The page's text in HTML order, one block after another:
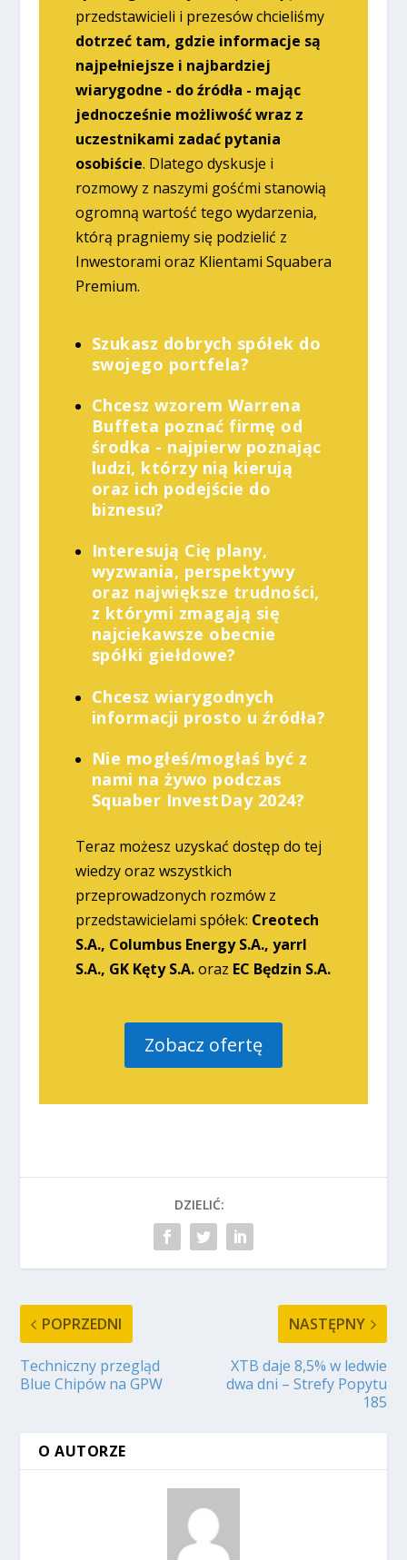
przedstawicieli i prezesów chcieliśmy
dotrzeć tam, gdzie informacje są
najpełniejsze i najbardziej
wiarygodne - do źródła - mając
jednocześnie możliwość wraz z
uczestnikami zadać pytania
osobiście. Dlatego dyskusje i
rozmowy z naszymi gośćmi stanowią
ogromną wartość tego wydarzenia,
którą pragniemy się podzielić z
Inwestorami oraz Klientami Squabera
Premium.
Szukasz dobrych spółek do
swojego portfela?
Chcesz wzorem Warrena
Buffeta poznać firmę od
środka - najpierw poznając
ludzi, którzy nią kierują
oraz ich podejście do
biznesu?
Interesują Cię plany,
wyzwania, perspektywy
oraz największe trudności,
z którymi zmagają się
najciekawsze obecnie
spółki giełdowe?
Chcesz wiarygodnych
informacji prosto u źródła?
Nie mogłeś/mogłaś być z
nami na żywo podczas
Squaber InvestDay 2024?
Teraz możesz uzyskać dostęp do tej
wiedzy oraz wszystkich
przeprowadzonych rozmów z
przedstawicielami spółek: Creotech
S.A., Columbus Energy S.A., yarrl
S.A., GK Kęty S.A.oraz EC Będzin S.A.
Zobacz ofertę
DZIELIĆ:
POPRZEDNI
Techniczny przegląd
Blue Chipów na GPW
NASTĘPNY
XTB daje 8,5% w ledwie
dwa dni – Strefy Popytu
185
O AUTORZE